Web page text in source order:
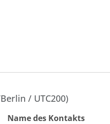
/ UTC200)
Name des Kontakts